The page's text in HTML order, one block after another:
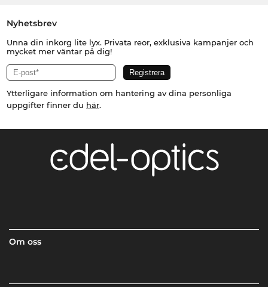
Nyhetsbrev
Unna din inkorg lite lyx. Privata reor, exklusiva kampanjer och
mycket mer väntar på dig!
Ytterligare information om hantering av dina personliga
uppgifter finner du här.
Om oss